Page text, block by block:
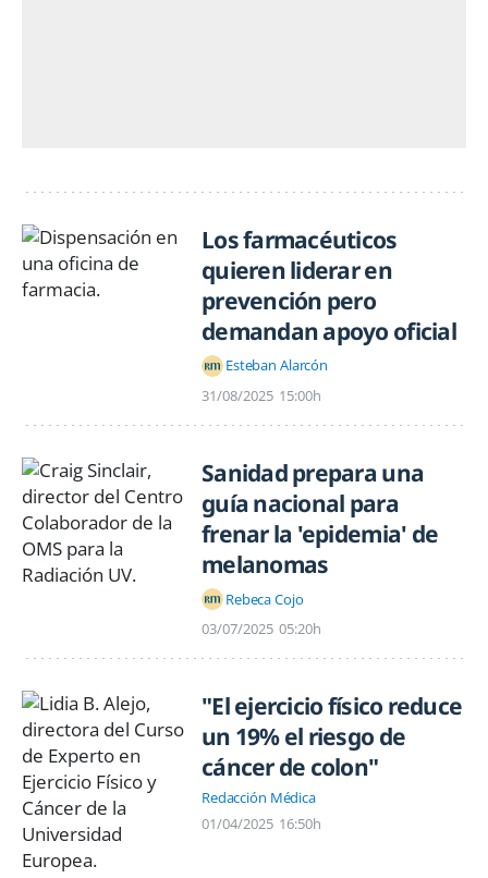
Los farmacéuticos
quieren liderar en
prevención pero
demandan apoyo oficial
Esteban Alarcón
31/08/2025 15:00h
Sanidad prepara una
guía nacional para
frenar la 'epidemia' de
melanomas
Rebeca Cojo
03/07/2025 05:20h
"El ejercicio físico reduce
un 19% el riesgo de
cáncer de colon"
Redacción Médica
01/04/2025 16:50h